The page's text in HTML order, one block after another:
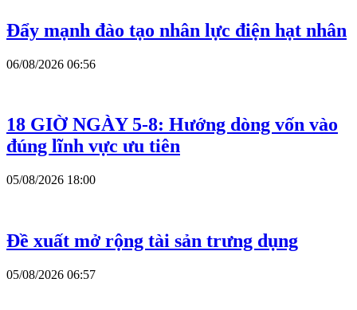
Đẩy mạnh đào tạo nhân lực điện hạt nhân
06/08/2026 06:56
18 GIỜ NGÀY 5-8: Hướng dòng vốn vào
đúng lĩnh vực ưu tiên
05/08/2026 18:00
Đề xuất mở rộng tài sản trưng dụng
05/08/2026 06:57